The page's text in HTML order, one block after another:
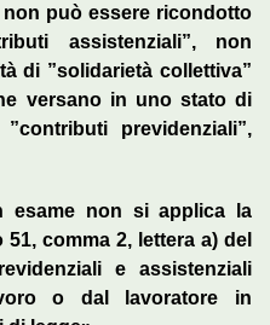
può essere ricondotto
assistenziali”, non
di ”solidarietà collettiva”
versano in uno stato di
previdenziali”,
esame non si applica la
comma 2, lettera a) del
e assistenziali
o dal lavoratore in